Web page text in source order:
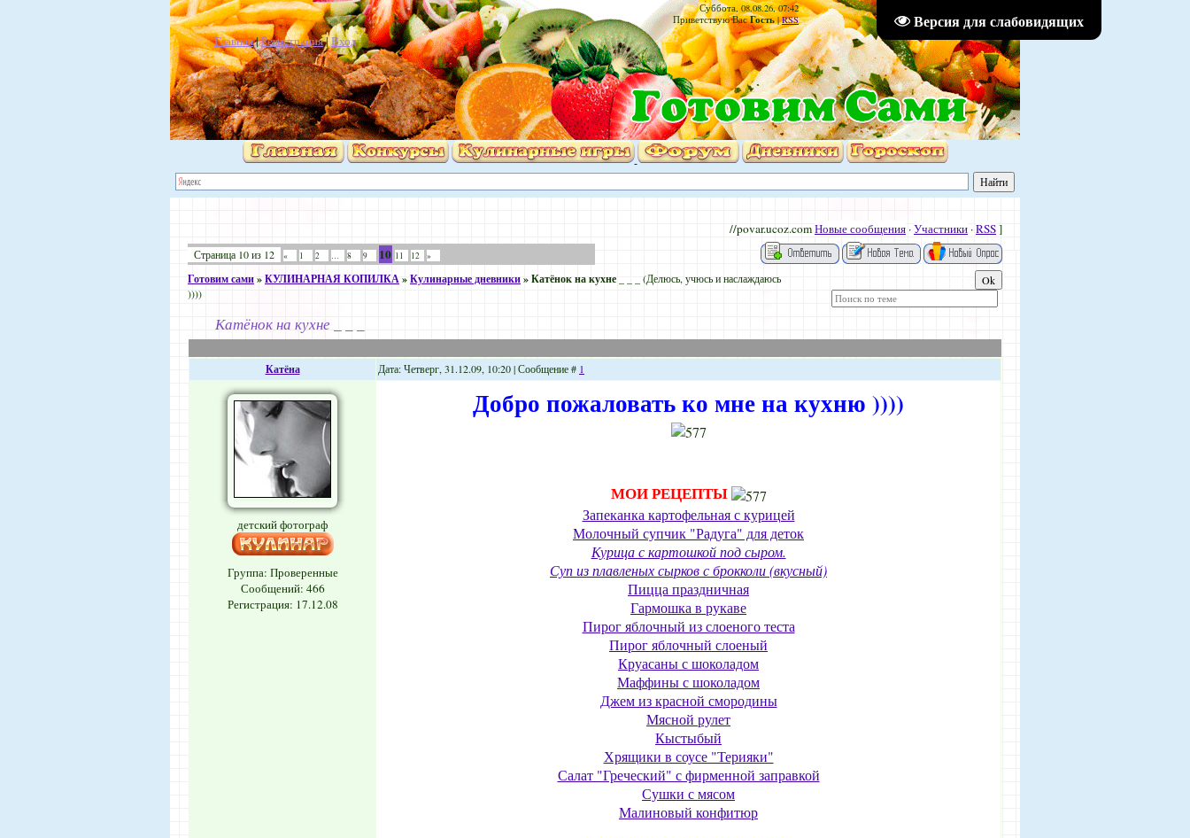
Версия для слабовидящих
Суббота, 08.08.26, 07:42
Приветствую Вас Гость|RSS
Главная|Регистрация|Вход
//povar.ucoz.comНовые сообщения ·Участники ·RSS]
Страница 10из 12 « 1 2 … 8 9 10 11 12 »
Готовим сами»КУЛИНАРНАЯ КОПИЛКА»Кулинарные дневники»Катёнок на кухне _ _ _
(Делюсь, учюсь и наслаждаюсь
))))
Катёнок на кухне _ _ _
Катёна Дата: Четверг, 31.12.09, 10:20 | Сообщение # 1
детский фотограф
Группа: Проверенные
Сообщений: 466
Регистрация: 17.12.08
Добро пожаловать ко мне на кухню ))))
МОИ РЕЦЕПТЫ
Запеканка картофельная с курицей
Молочный супчик "Радуга" для деток
Курица с картошкой под сыром.
Суп из плавленых сырков с брокколи (вкусный)
Пицца праздничная
Гармошка в рукаве
Пирог яблочный из слоеного теста
Пирог яблочный слоеный
Круасаны с шоколадом
Маффины с шоколадом
Джем из красной смородины
Мясной рулет
Кыстыбый
Хрящики в соусе "Терияки"
Салат "Греческий" с фирменной заправкой
Сушки с мясом
Малиновый конфитюр